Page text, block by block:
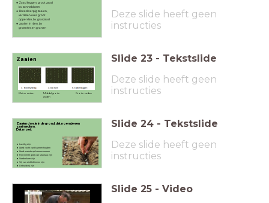
Zaad leggen, groot zaad
bv. zonnebloem
Breedwerpig zaaien,
verdelen over groot
oppervlak, bv. graszaad
zaaien in rijen, bv
groentes en granen
Deze slide heeft geen
instructies
Zaaien
Kleine zaden Middelgrote Grote zaden
zaden
Slide 23 - Tekstslide
Deze slide heeft geen
instructies
Zaaien doe je in de grond, dat noem je een
zaaimedium.
Dat moet:
Luchtig zijn
Goed vocht vast kunnen houden
Goed warmte op kunnen nemen
Fijn (niet te grof) van structuur zijn
Voedselarm zijn
Vrij van ziektekiemen zijn
Onkruidvrij zijn
Slide 24 - Tekstslide
Deze slide heeft geen
instructies
Slide 25 - Video